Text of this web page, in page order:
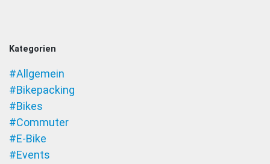
Kategorien
#Allgemein
#Bikepacking
#Bikes
#Commuter
#E-Bike
#Events